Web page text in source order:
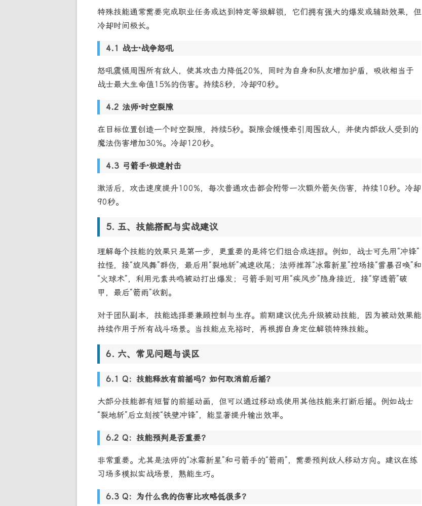
特殊技能通常需要完成职业任务或达到特定等级解锁，它们拥有强大的爆发或辅助效果，但
冷却时间极长。
战士·战争怒吼
怒吼震慑周围所有敌人，使其攻击力降低20%，同时为自身和队友增加护盾，吸收相当于
战士最大生命值15%的伤害。持续8秒，冷却90秒。
法师·时空裂隙
在目标位置创造一个时空裂隙，持续5秒。裂隙会缓慢牵引周围敌人，并使内部敌人受到的
魔法伤害增加30%。冷却120秒。
弓箭手·极速射击
激活后，攻击速度提升100%，每次普通攻击都会附带一次额外箭矢伤害，持续10秒。冷却
90秒。
五、技能搭配与实战建议
理解每个技能的效果只是第一步，更重要的是将它们组合成连招。例如，战士可先用“冲锋”
拉怪，接“旋风舞”群伤，最后用“裂地斩”减速收尾；法师推荐“冰霜新星”控场接“雷暴召唤”和
“火球术”，利用元素共鸣被动打出爆发；弓箭手则可用“疾风步”隐身接近，接“穿透箭”破
甲，最后“箭雨”收割。
对于团队副本，技能选择要兼顾控制与生存。前期建议优先升级被动技能，因为被动效果能
持续作用于所有战斗场景。当技能点充裕时，再根据自身定位解锁特殊技能。
六、常见问题与误区
Q：技能释放有前摇吗？如何取消前后摇？
大部分技能都有短暂的前摇动画，但可以通过移动或使用其他技能来打断后摇。例如战士
“裂地斩”后立刻按“铁壁冲锋”，能显著提升输出效率。
Q：技能预判是否重要？
非常重要。尤其是法师的“冰霜新星”和弓箭手的“箭雨”，需要预判敌人移动方向。建议在练
习场多模拟实战场景，熟能生巧。
Q：为什么我的伤害比攻略低很多？